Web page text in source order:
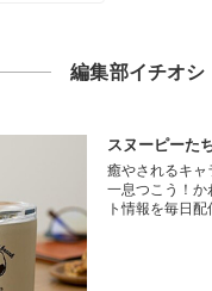
編集部イチオシ
スヌーピーた
癒やされるキャ
一息つこう！か
ト情報を毎日配